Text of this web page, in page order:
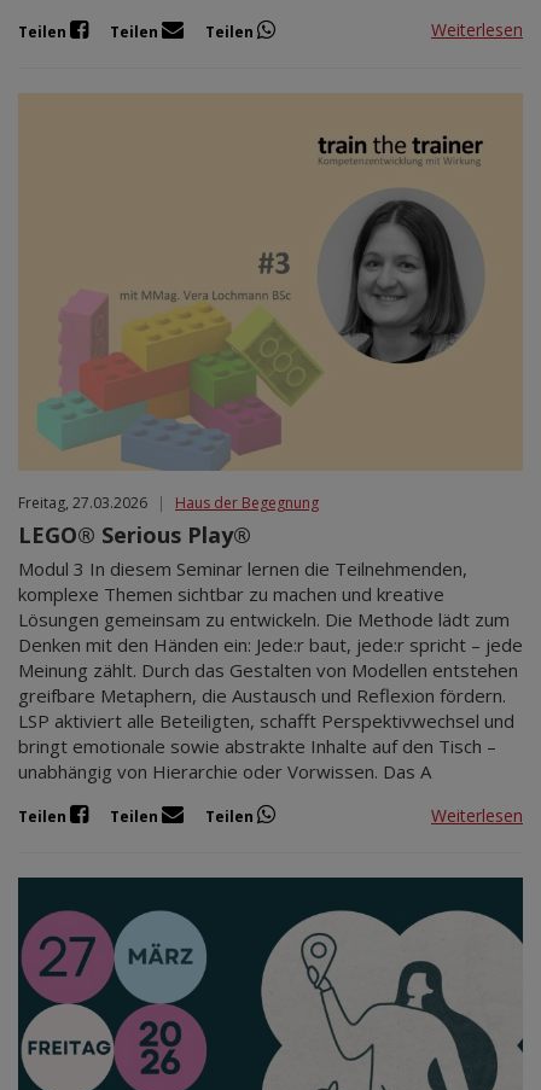
Teilen Teilen Teilen Weiterlesen
Freitag, 27.03.2026 Haus der Begegnung
LEGO® Serious Play®
Modul 3 In diesem Seminar lernen die Teilnehmenden,
komplexe Themen sichtbar zu machen und kreative
Lösungen gemeinsam zu entwickeln. Die Methode lädt zum
Denken mit den Händen ein: Jede:r baut, jede:r spricht – jede
Meinung zählt. Durch das Gestalten von Modellen entstehen
greifbare Metaphern, die Austausch und Reflexion fördern.
LSP aktiviert alle Beteiligten, schafft Perspektivwechsel und
bringt emotionale sowie abstrakte Inhalte auf den Tisch –
unabhängig von Hierarchie oder Vorwissen. Das A
Teilen Teilen Teilen Weiterlesen